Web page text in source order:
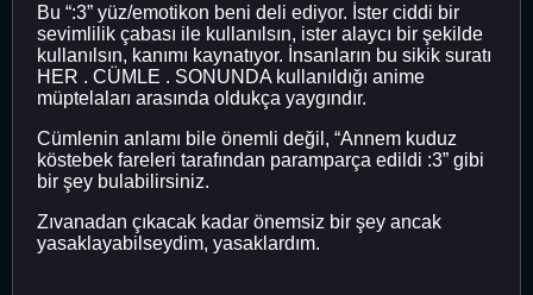
Bu “:3” yüz/emotikon beni deli ediyor. İster ciddi bir
sevimlilik çabası ile kullanılsın, ister alaycı bir şekilde
kullanılsın, kanımı kaynatıyor. İnsanların bu sikik suratı
HER . CÜMLE . SONUNDA kullanıldığı anime
müptelaları arasında oldukça yaygındır.
Cümlenin anlamı bile önemli değil, “Annem kuduz
köstebek fareleri tarafından paramparça edildi :3” gibi
bir şey bulabilirsiniz.
Zıvanadan çıkacak kadar önemsiz bir şey ancak
yasaklayabilseydim, yasaklardım.